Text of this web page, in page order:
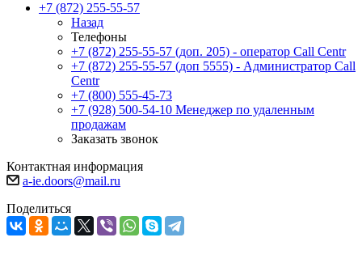
+7 (872) 255-55-57
Назад
Телефоны
+7 (872) 255-55-57 (доп. 205) - оператор Call Centr
+7 (872) 255-55-57 (доп 5555) - Администратор Call
Centr
+7 (800) 555-45-73
+7 (928) 500-54-10 Менеджер по удаленным
продажам
Заказать звонок
Контактная информация
a-ie.doors@mail.ru
Поделиться